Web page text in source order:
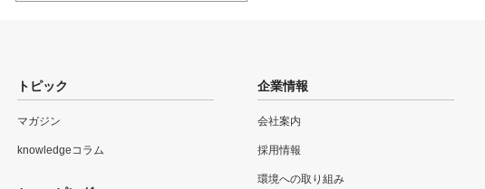
トピック
マガジン
knowledgeコラム
企業情報
会社案内
採用情報
環境への取り組み